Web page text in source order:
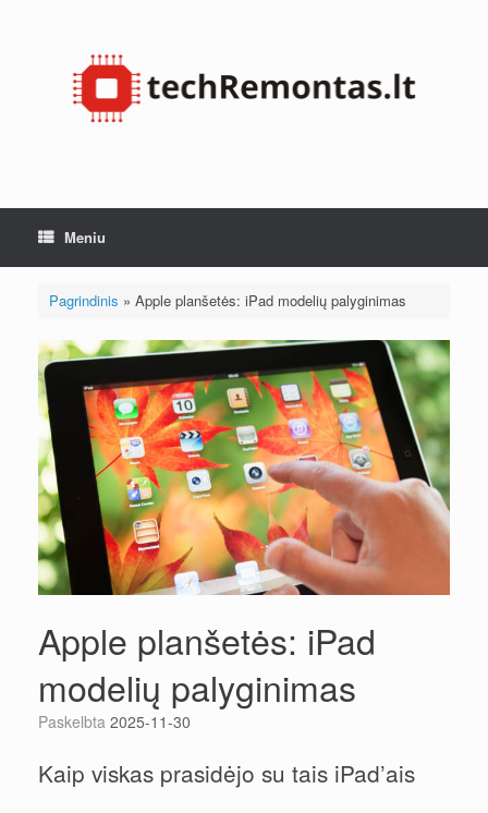
Meniu
Pagrindinis » Apple planšetės: iPad modelių palyginimas
Apple planšetės: iPad
modelių palyginimas
Paskelbta 2025-11-30
Kaip viskas prasidėjo su tais iPad’ais